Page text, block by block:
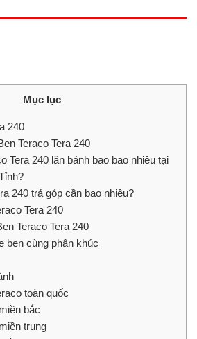
Mục lục
240
Teraco Tera 240
Tera 240 lăn bánh bao bao nhiêu tại
240 trả góp cần bao nhiêu?
Tera 240
Teraco Tera 240
ben cùng phân khúc
toàn quốc
bắc
trung